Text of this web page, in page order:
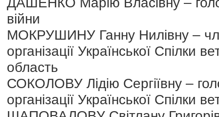
війни
МОКРУШИНУ Ганну Нилівну –
організації Української Спілки
область
СОКОЛОВУ Лідію Сергіївну –
організації Української Спілки